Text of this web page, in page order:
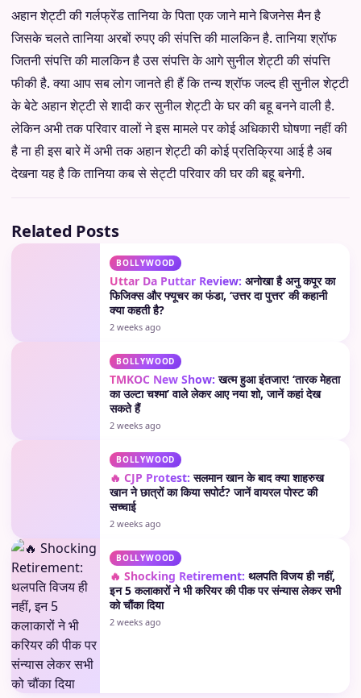
अहान शेट्टी की गर्लफ्रेंड तानिया के पिता एक जाने माने बिजनेस मैन है
जिसके चलते तानिया अरबों रुपए की संपत्ति की मालकिन है. तानिया श्रॉफ
जितनी संपत्ति की मालकिन है उस संपत्ति के आगे सुनील शेट्टी की संपत्ति
फीकी है. क्या आप सब लोग जानते ही हैं कि तन्य श्रॉफ जल्द ही सुनील शेट्टी
के बेटे अहान शेट्टी से शादी कर सुनील शेट्टी के घर की बहू बनने वाली है.
लेकिन अभी तक परिवार वालों ने इस मामले पर कोई अधिकारी घोषणा नहीं की
है ना ही इस बारे में अभी तक अहान शेट्टी की कोई प्रतिक्रिया आई है अब
देखना यह है कि तानिया कब से सेट्टी परिवार की घर की बहू बनेगी.
Related Posts
BOLLYWOOD
Uttar Da Puttar Review: अनोखा है अनु कपूर का
फिजिक्स और फ्यूचर का फंडा, ‘उत्तर दा पुत्तर’ की कहानी
क्या कहती है?
2 weeks ago
BOLLYWOOD
TMKOC New Show: खत्म हुआ इंतजार! ‘तारक मेहता
का उल्टा चश्मा’ वाले लेकर आए नया शो, जानें कहां देख
सकते हैं
2 weeks ago
BOLLYWOOD
🔥 CJP Protest: सलमान खान के बाद क्या शाहरुख
खान ने छात्रों का किया सपोर्ट? जानें वायरल पोस्ट की
सच्चाई
2 weeks ago
BOLLYWOOD
🔥 Shocking Retirement: थलपति विजय ही नहीं,
इन 5 कलाकारों ने भी करियर की पीक पर संन्यास लेकर सभी
को चौंका दिया
2 weeks ago